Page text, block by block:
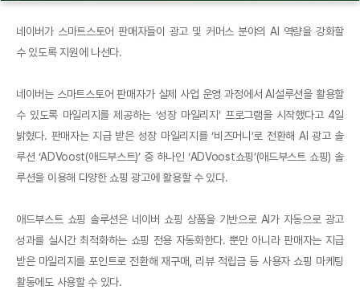
네이버가 스마트스토어 판매자들이 광고 및 커머스 분야의 AI 역량을 강화할
수 있도록 지원에 나선다.
네이버는 스마트스토어 판매자가 실제 사업 운영 과정에서 AI설루션을 활용할
수 있도록 마일리지를 제공하는 ‘성장 마일리지’ 프로그램을 시작했다고 4일
밝혔다. 판매자는 지급 받은 성장 마일리지를 ‘비즈머니’로 전환해 AI 광고 솔
루션 ‘ADVoost(애드부스트)’ 중 하나인 ‘ADVoost쇼핑’(애드부스트 쇼핑) 솔
루션을 이용해 다양한 쇼핑 광고에 활용할 수 있다.
애드부스트 쇼핑 솔루션은 네이버 쇼핑 상품을 기반으로 AI가 자동으로 광고
성과를 실시간 최적화하는 쇼핑 전용 자동화한다. 뿐만 아니라 판매자는 지급
받은 마일리지를 포인트로 전환해 재구매, 리뷰 적립금 등 사용자 쇼핑 마케팅
활동에도 사용할 수 있다.